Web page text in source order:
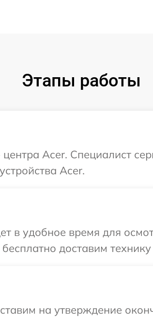
Этапы работы
центра Acer. Специалист
Acer.
в удобное время для
доставим
на утверждение